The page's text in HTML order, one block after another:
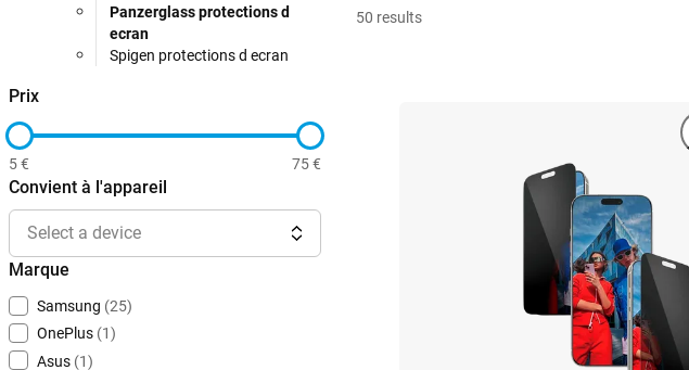
Panzerglass protections d
ecran
Spigen protections d ecran
Prix
5 € 75 €
Convient à l'appareil
Select a device
Marque
Samsung (25)
OnePlus (1)
Asus (1)
50 results